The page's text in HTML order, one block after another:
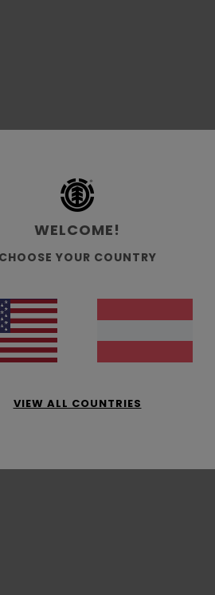
WELCOME!
CHOOSE YOUR COUNTRY
VIEW ALL COUNTRIES